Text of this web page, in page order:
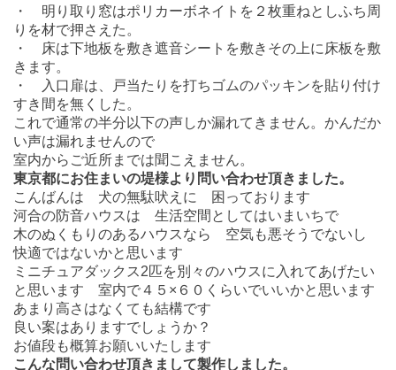
・ 明り取り窓はポリカーボネイトを２枚重ねとしふち周
りを材で押さえた。
・ 床は下地板を敷き遮音シートを敷きその上に床板を敷
きます。
・ 入口扉は、戸当たりを打ちゴムのパッキンを貼り付け
すき間を無くした。
これで通常の半分以下の声しか漏れてきません。かんだか
い声は漏れませんので
室内からご近所までは聞こえません。
東京都にお住まいの堤様より問い合わせ頂きました。
こんばんは 犬の無駄吠えに 困っております
河合の防音ハウスは 生活空間としてはいまいちで
木のぬくもりのあるハウスなら 空気も悪そうでないし
快適ではないかと思います
ミニチュアダックス2匹を別々のハウスに入れてあげたい
と思います 室内で４５×６０くらいでいいかと思います
あまり高さはなくても結構です
良い案はありますでしょうか？
お値段も概算お願いいたします
こんな問い合わせ頂きまして製作しました。